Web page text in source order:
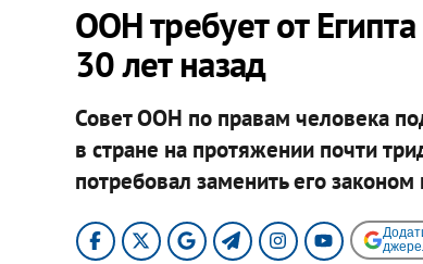
ООН требует от
30 лет назад
Совет ООН по правам человека
в стране на протяжении почти
потребовал заменить его